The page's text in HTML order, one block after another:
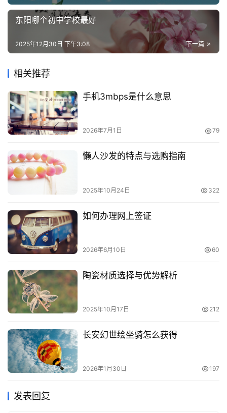
东阳哪个初中学校最好
下一篇
2025年12月30日 下午3:08
相关推荐
手机3mbps是什么意思
2026年7月1日 79
懒人沙发的特点与选购指南
2025年10月24日 322
如何办理网上签证
2026年6月10日 60
陶瓷材质选择与优势解析
2025年10月17日 212
长安幻世绘坐骑怎么获得
2026年1月30日 197
发表回复